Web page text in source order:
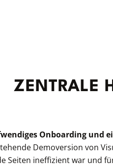
ZENTRALE
Onboarding und
Demoversion von
Seiten ineffizient war und